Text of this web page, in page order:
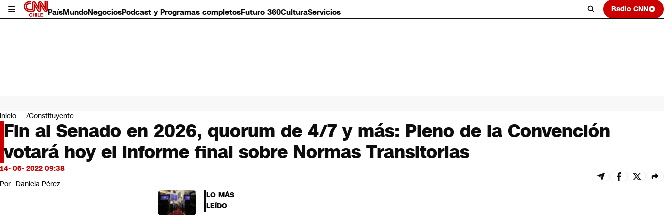
PaísMundoNegociosPodcast y Programas completosFuturo 360CulturaServicios Radio CNN
Mundo
Negocios
Deportes
Programas completos
Cultura
Servicios
Bits
CNN Data
Inicio Constituyente
Fin al Senado en 2026, quorum de 4/7 y más: Pleno de la Convención
votará hoy el informe final sobre Normas Transitorias
14- 06- 2022 09:38
Por Daniela Pérez
LO MÁS
LEÍDO